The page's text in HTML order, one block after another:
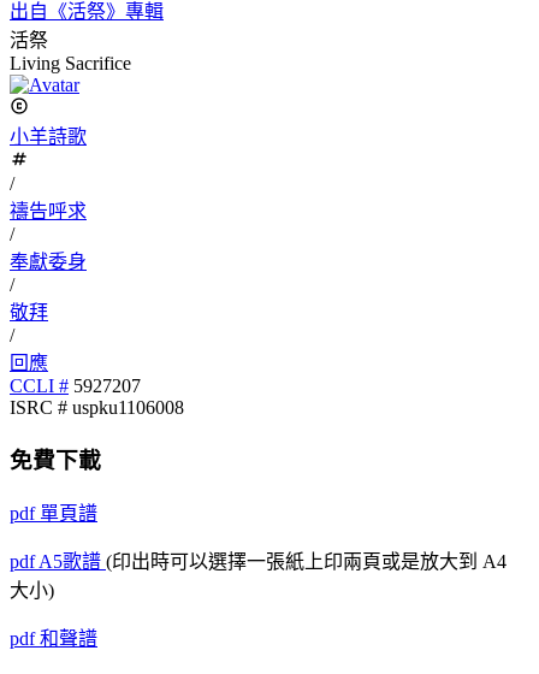
出自《活祭》專輯
活祭
Living Sacrifice
小羊詩歌
/
禱告呼求
/
奉獻委身
/
敬拜
/
回應
CCLI # 5927207
ISRC # uspku1106008
免費下載
pdf 單頁譜
pdfA5歌譜 (印出時可以選擇一張紙上印兩頁或是放大到 A4
大小)
pdf和聲譜